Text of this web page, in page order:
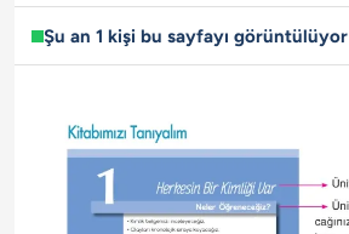
Şu an 1 kişi bu sayfayı görüntülüyor